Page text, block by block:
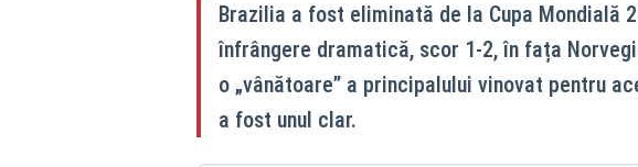
Brazilia a fost eliminată de la Cupa Mondială
înfrângere dramatică, scor 1-2, în fața
o „vânătoare” a principalului vinovat pentru
a fost unul clar.